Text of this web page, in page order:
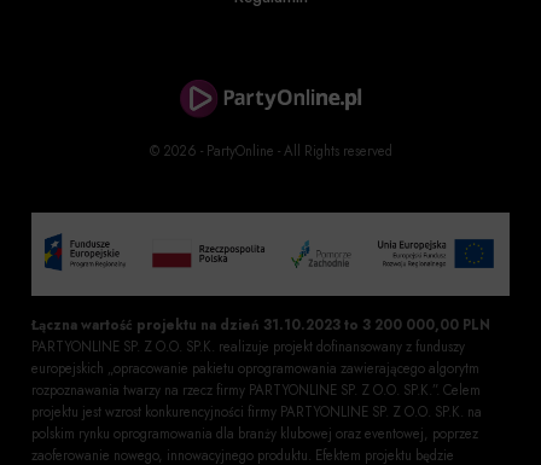
© 2026 - PartyOnline - All Rights reserved
Łączna wartość projektu na dzień 31.10.2023 to 3 200 000,00 PLN
PARTYONLINE SP. Z O.O. SP.K. realizuje projekt dofinansowany z funduszy
europejskich „opracowanie pakietu oprogramowania zawierającego algorytm
rozpoznawania twarzy na rzecz firmy PARTYONLINE SP. Z O.O. SP.K.”. Celem
projektu jest wzrost konkurencyjności firmy PARTYONLINE SP. Z O.O. SP.K. na
polskim rynku oprogramowania dla branży klubowej oraz eventowej, poprzez
zaoferowanie nowego, innowacyjnego produktu. Efektem projektu będzie